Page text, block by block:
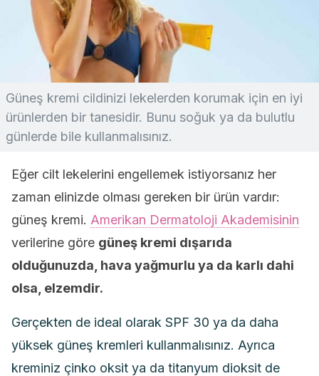
Güneş kremi cildinizi lekelerden korumak için en iyi
ürünlerden bir tanesidir. Bunu soğuk ya da bulutlu
günlerde bile kullanmalısınız.
Eğer cilt lekelerini engellemek istiyorsanız her
zaman elinizde olması gereken bir ürün vardır:
güneş kremi. Amerikan Dermatoloji Akademisinin
verilerine göre güneş kremi dışarıda
olduğunuzda, hava yağmurlu ya da karlı dahi
olsa, elzemdir.
Gerçekten de ideal olarak SPF 30 ya da daha
yüksek güneş kremleri kullanmalısınız. Ayrıca
kreminiz çinko oksit ya da titanyum dioksit de